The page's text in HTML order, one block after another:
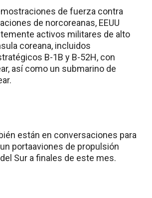
de fuerza contra
de norcoreanas, EEUU
activos militares de alto
coreana, incluidos
B-1B y B-52H, con
así como un submarino de
están en conversaciones para
un portaaviones de propulsión
Sur a finales de este mes.